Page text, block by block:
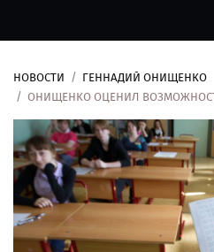
Новости
Рубрики
Контакты
О
нас
НОВОСТИ
ГЕННАДИЙ ОНИЩЕНКО
ОНИЩЕНКО ОЦЕНИЛ